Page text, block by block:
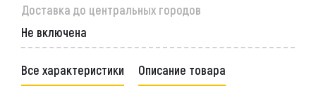
Доставка до центральных городов
Не включена
Все характеристики Описание товара